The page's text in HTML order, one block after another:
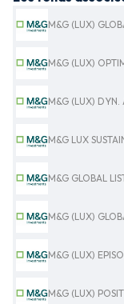
M&G (LUX)
M&G (LUX)
M&G (LUX) DYN.
M&G LUX
M&G GLOBAL
M&G (LUX)
M&G (LUX)
M&G (LUX)